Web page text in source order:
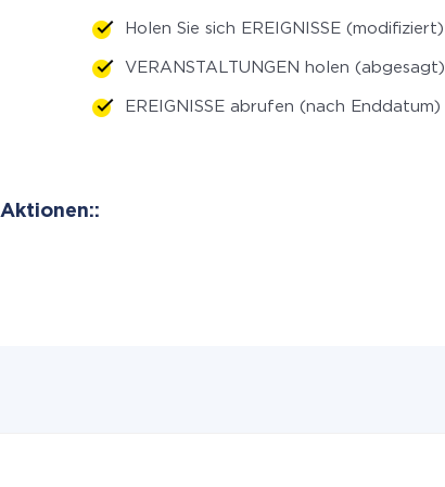
Holen Sie sich EREIGNISSE (modifiziert)
VERANSTALTUNGEN holen (abgesagt)
EREIGNISSE abrufen (nach Enddatum)